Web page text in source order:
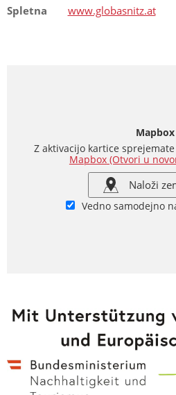
Spletna
www.globasnitz.at
Mapbox
Z aktivacijo kartice sprejemate
Mapbox(Otvori u
Naloži
Vedno samodejno